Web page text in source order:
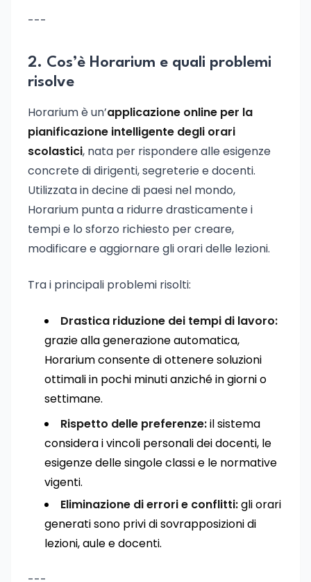
---
2. Cos’è Horarium e quali problemi
risolve
Horarium è un’applicazione online per la
pianificazione intelligente degli orari
scolastici, nata per rispondere alle esigenze
concrete di dirigenti, segreterie e docenti.
Utilizzata in decine di paesi nel mondo,
Horarium punta a ridurre drasticamente i
tempi e lo sforzo richiesto per creare,
modificare e aggiornare gli orari delle lezioni.
Tra i principali problemi risolti:
Drastica riduzione dei tempi di lavoro:
grazie alla generazione automatica,
Horarium consente di ottenere soluzioni
ottimali in pochi minuti anziché in giorni o
settimane.
Rispetto delle preferenze:il sistema
considera i vincoli personali dei docenti, le
esigenze delle singole classi e le normative
vigenti.
Eliminazione di errori e conflitti:gli orari
generati sono privi di sovrapposizioni di
lezioni, aule e docenti.